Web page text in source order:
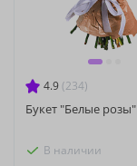
4.9 (234)
Букет "Белые розы"
В наличии